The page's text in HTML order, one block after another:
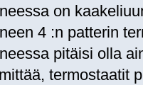
on
4 :n patterin
pitäisi olla
termostaatit